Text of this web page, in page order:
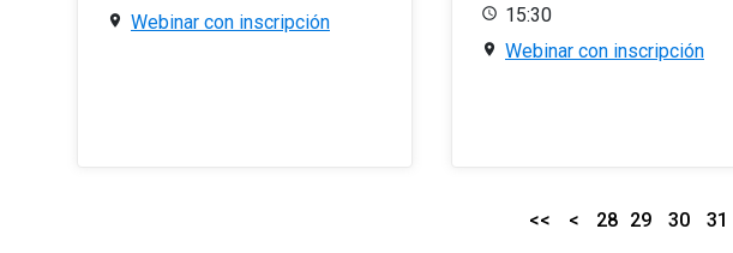
Webinar con inscripción
15:30
Webinar con inscripción
<< < 28 29 30 31